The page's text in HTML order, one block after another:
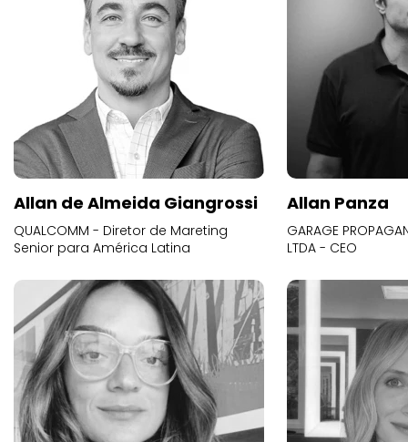
Allan de Almeida Giangrossi
QUALCOMM - Diretor de Mareting
Senior para América Latina
Allan Panza
GARAGE
LTDA - CEO